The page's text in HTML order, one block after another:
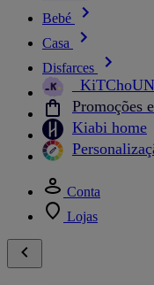
Bebé
Casa
Disfarces
Promoções
Kiabi home
Conta
Lojas